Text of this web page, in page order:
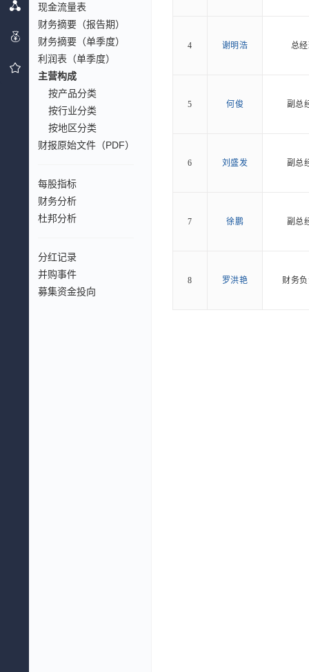
现金流量表
财务摘要（报告期）
财务摘要（单季度）
利润表（单季度）
主营构成
按产品分类
按行业分类
按地区分类
财报原始文件（PDF）
每股指标
财务分析
杜邦分析
分红记录
并购事件
募集资金投向
4 谢明浩 总
5 何俊 副总
6 刘盛发 副总
7 徐鹏 副总
8 罗洪艳 财务